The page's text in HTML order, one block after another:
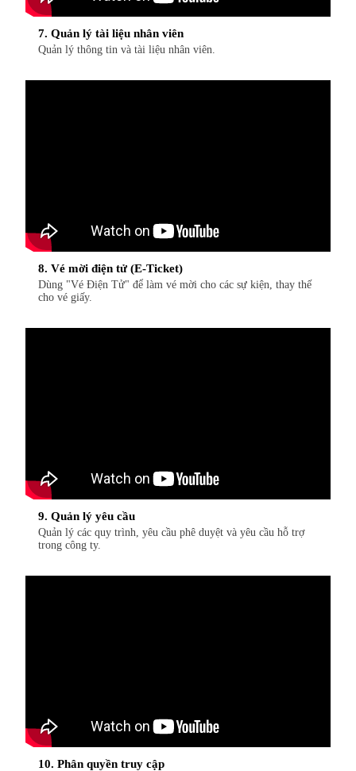
7. Quản lý tài liệu nhân viên
Quản lý thông tin và tài liệu nhân viên.
8. Vé mời điện tử (E-Ticket)
Dùng "Vé Điện Tử" để làm vé mời cho các sự kiện, thay thế
cho vé giấy.
9. Quản lý yêu cầu
Quản lý các quy trình, yêu cầu phê duyệt và yêu cầu hỗ trợ
trong công ty.
10. Phân quyền truy cập